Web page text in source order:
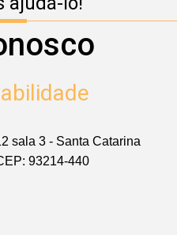
sala 3 - Santa Catarina
93214-440